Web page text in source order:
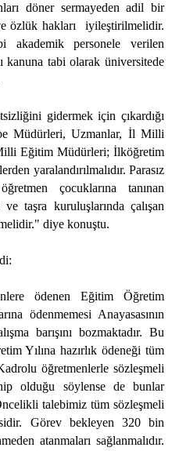
döner sermayeden adil bir
özlük hakları
iyileştirilmelidir.
akademik personele verilen
kanuna tabi olarak üniversitede
gidermek için çıkardığı
Müdürleri, Uzmanlar, İl Milli
Eğitim Müdürleri; İlköğretim
yaralandırılmalıdır. Parasız
çocuklarına tanınan
taşra kuruluşlarında çalışan
diye konuştu.
ödenen Eğitim Öğretim
ödenmemesi Anayasasının
barışını bozmaktadır. Bu
Yılına hazırlık ödeneği tüm
öğretmenlerle sözleşmeli
olduğu söylense de bunlar
talebimiz tüm sözleşmeli
Görev bekleyen 320 bin
atanmaları sağlanmalıdır.